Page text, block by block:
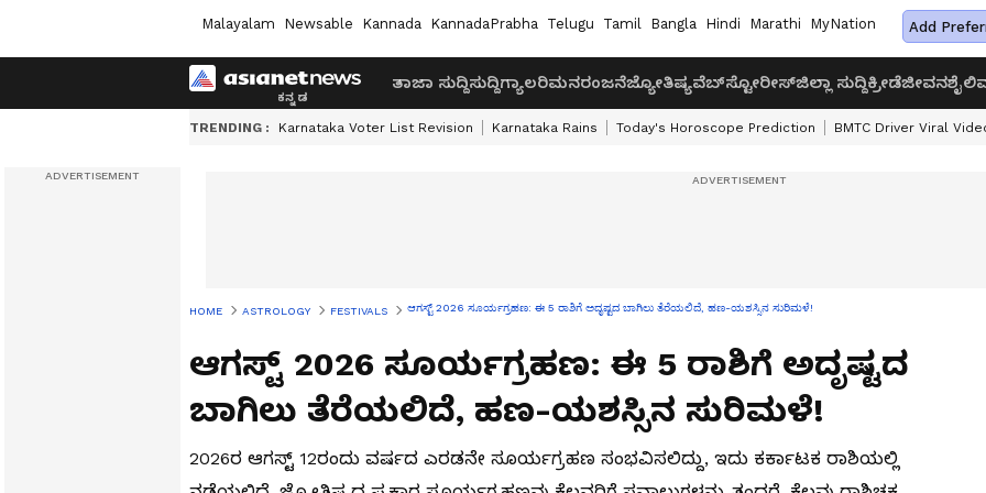
Malayalam Newsable Kannada KannadaPrabha Telugu Tamil Bangla Hindi Marathi MyNation Add
ತಾಜಾ ಸುದ್ದಿಸುದ್ದಿಗ್ಯಾಲರಿಮನರಂಜನೆಜ್ಯೋತಿಷ್ಯವೆಬ್‌ಸ್ಟೋರೀಸ್ಜಿಲ್ಲಾ ಸುದ್ದಿಕ್ರೀಡೆಜೀವನಶೈಲಿ
TRENDING : Karnataka Voter List Revision Karnataka Rains Today's Horoscope Prediction BMTC Driver Viral
HOME ASTROLOGY FESTIVALS ಆಗಸ್ಟ್‌ 2026 ಸೂರ್ಯಗ್ರಹಣ: ಈ 5 ರಾಶಿಗೆ ಅದೃಷ್ಟದ ಬಾಗಿಲು ತೆರೆಯಲಿದೆ, ಹಣ-ಯಶಸ್ಸಿನ ಸುರಿಮಳೆ!
ಆಗಸ್ಟ್‌ 2026 ಸೂರ್ಯಗ್ರಹಣ: ಈ 5 ರಾಶಿಗೆ ಅದೃಷ್ಟದ
ಬಾಗಿಲು ತೆರೆಯಲಿದೆ, ಹಣ-ಯಶಸ್ಸಿನ ಸುರಿಮಳೆ!
2026ರ ಆಗಸ್ಟ್‌ 12ರಂದು ವರ್ಷದ ಎರಡನೇ ಸೂರ್ಯಗ್ರಹಣ ಸಂಭವಿಸಲಿದ್ದು, ಇದು ಕರ್ಕಾಟಕ ರಾಶಿಯಲ್ಲಿ